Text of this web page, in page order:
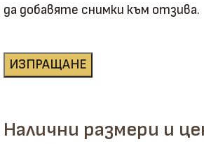
да добавяте снимки към отзива.
Налични размери и